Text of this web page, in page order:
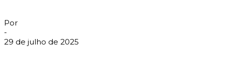
Por
-
29 de julho de 2025